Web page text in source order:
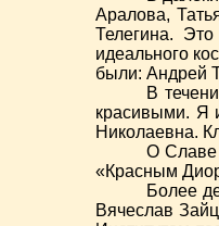
Аралова,
Телегина.
идеального
были: Андрей
В
красивыми. Я
Николаевна.
О Славе
«Красным
Более
Вячеслав